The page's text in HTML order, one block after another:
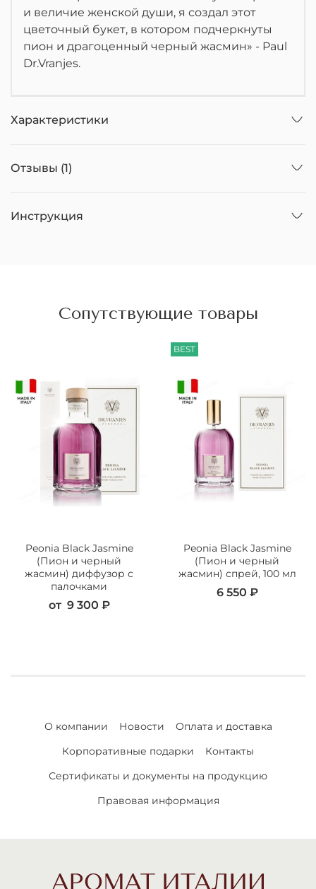
и величие женской души, я создал этот
цветочный букет, в котором подчеркнуты
пион и драгоценный черный жасмин» - Paul
Dr.Vranjes.
Характеристики
Отзывы (1)
Инструкция
Сопутствующие товары
Peonia Black Jasmine
(Пион и черный
жасмин) диффузор с
палочками
от 9 300 ₽
BEST
Peonia Black Jasmine
(Пион и черный
жасмин) спрей, 100 мл
6 550 ₽
О компании Новости
Оплата и доставка
Корпоративные подарки
Контакты
Сертификаты и документы на продукцию
Правовая информация